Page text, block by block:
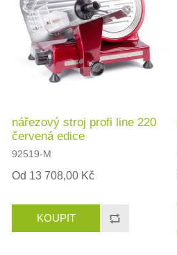
nářezový stroj profi line 220
červená edice
92519-M
Od 13 708,00 Kč